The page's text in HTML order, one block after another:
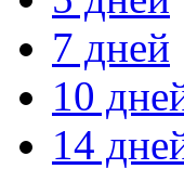
7 дней
10
14